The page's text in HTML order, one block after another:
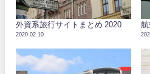
外資系旅行サイトまとめ 2020
2020.02.10
航